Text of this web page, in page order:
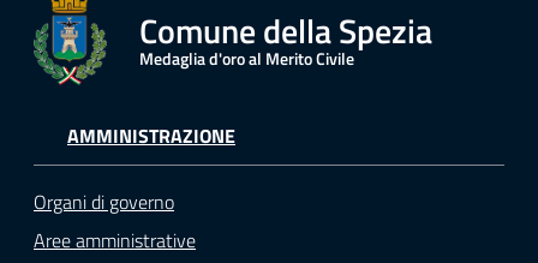
f
Comune della Spezia
Medaglia d'oro al Merito Civile
AMMINISTRAZIONE
Organi di governo
Aree amministrative